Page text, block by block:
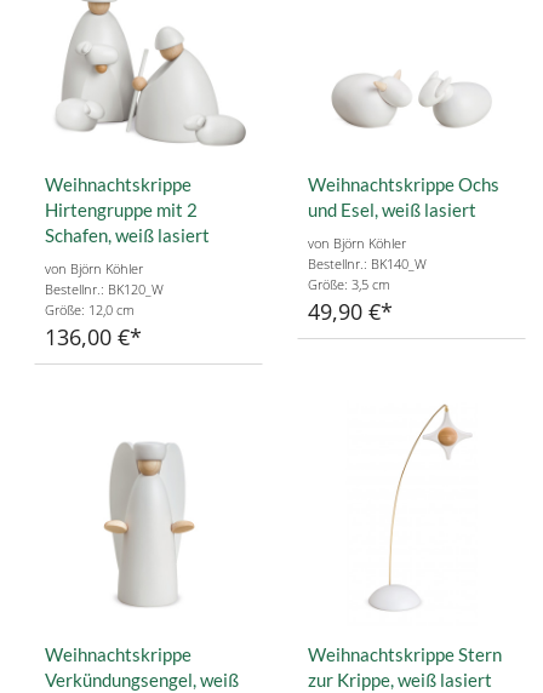
Weihnachtskrippe
Hirtengruppe mit 2
Schafen, weiß lasiert
von Björn Köhler
Bestellnr.: BK120_W
Größe: 12,0 cm
136,00 €
Weihnachtskrippe Ochs
und Esel, weiß lasiert
von Björn Köhler
Bestellnr.: BK140_W
Größe: 3,5 cm
49,90 €
Weihnachtskrippe
Verkündungsengel, weiß
Weihnachtskrippe Stern
zur Krippe, weiß lasiert